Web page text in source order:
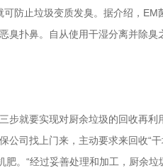
止垃圾变质发臭。据介绍，EM
扑鼻。自从使用干湿分离并除臭
就要实现对厨余垃圾的回收再利
司找上门来，主动要求来回收“干
“经过妥善处理和加工，厨余垃